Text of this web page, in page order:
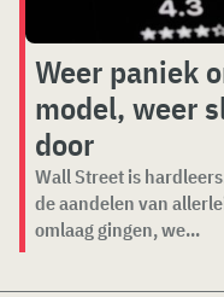
Weer paniek
model, weer
door
Wall Street is
de aandelen van
omlaag gingen, we...